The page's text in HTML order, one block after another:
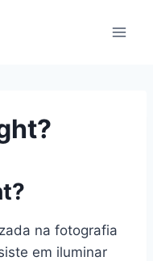
na fotografia
em iluminar